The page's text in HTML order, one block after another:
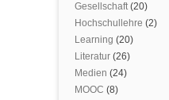
Gesellschaft(20)
Hochschullehre (2)
Learning (20)
Literatur (26)
Medien (24)
MOOC (8)